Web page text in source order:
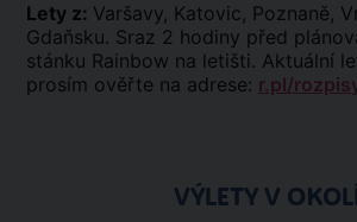
Lety z: Varšavy, Katovic, Poznaně,
Gdaňsku. Sraz 2 hodiny před
stánku Rainbow na letišti. Aktuální
prosím ověřte na adrese: r.pl/
VÝLETY V